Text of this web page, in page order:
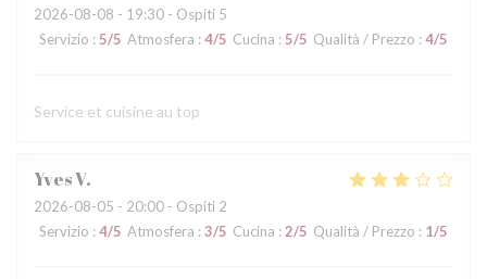
2026-08-08 - 19:30 - Ospiti 5
Servizio : 5/5 Atmosfera : 4/5 Cucina : 5/5 Qualità / Prezzo : 4/5
Service et cuisine au top
YvesV
2026-08-05 - 20:00 - Ospiti 2
Servizio : 4/5 Atmosfera : 3/5 Cucina : 2/5 Qualità / Prezzo : 1/5